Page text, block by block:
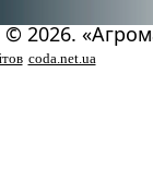
2026.
coda.net.ua